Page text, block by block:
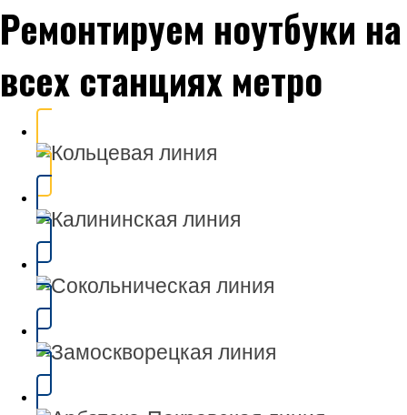
Ремонтируем ноутбуки на
всех станциях метро